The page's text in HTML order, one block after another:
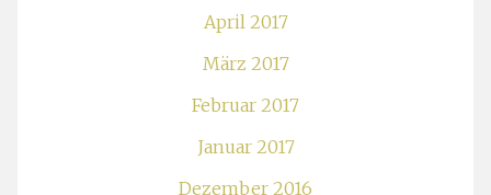
April 2017
März 2017
Februar 2017
Januar 2017
Dezember 2016